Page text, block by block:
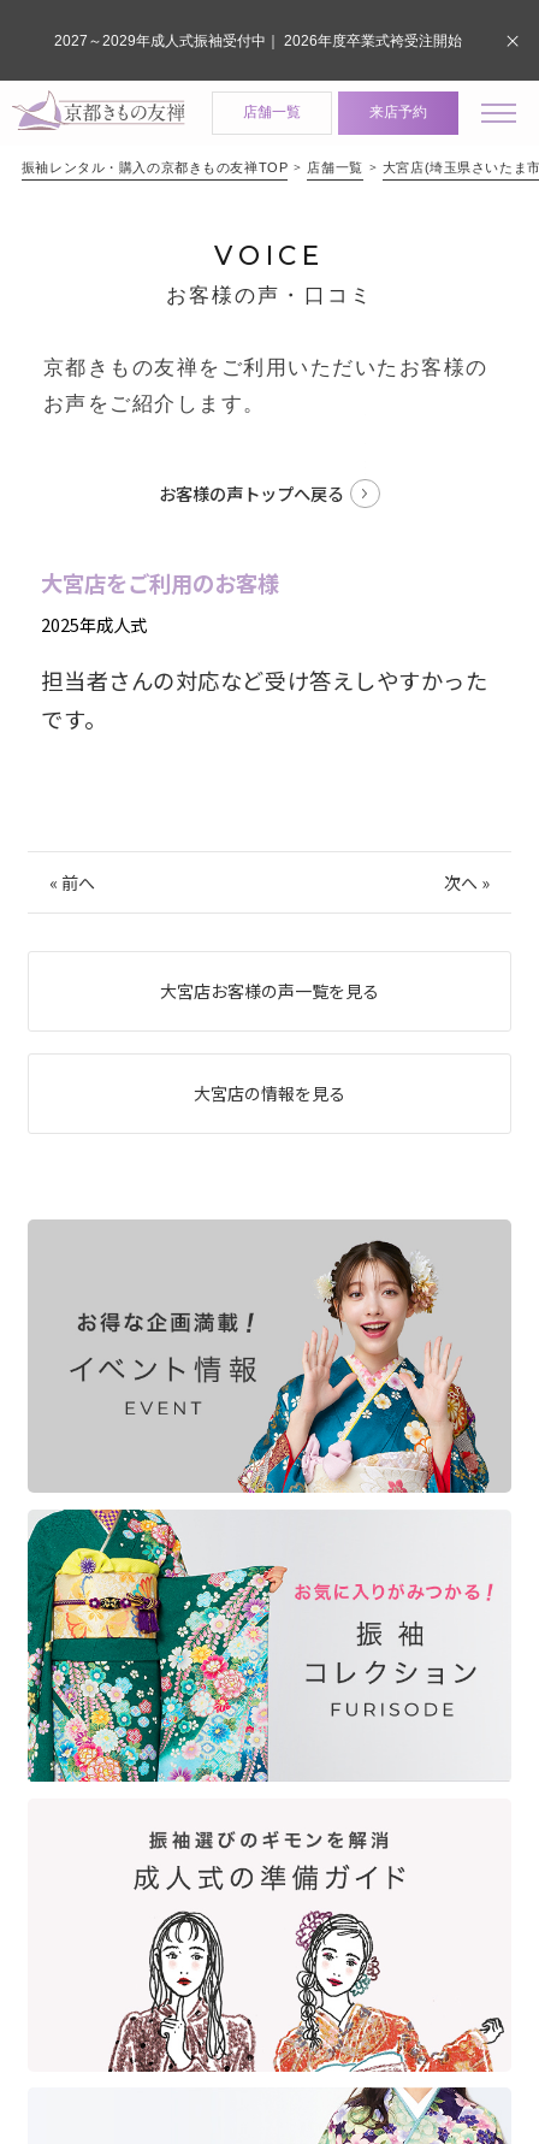
店舗一覧 来店予約
振袖レンタル・購入の京都きもの友禅TOP 店舗一覧 大宮店(埼玉県さいたま
VOICE
お客様の声・口コミ
京都きもの友禅をご利用いただいたお客様の
お声をご紹介します。
お客様の声トップへ戻る
大宮店をご利用のお客様
2025年成人式
担当者さんの対応など受け答えしやすかった
です。
« 前へ 次へ »
大宮店お客様の声一覧を見る
大宮店の情報を見る
2027～2029年成人式振袖受付中｜ 2026年度卒業式袴受注開始